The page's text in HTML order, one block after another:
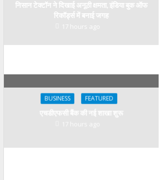
निसान टेक्टॉन ने दिखाई अनूठी क्षमता, इंडिया बुक ऑफ
रिकॉर्ड्स में बनाई जगह
17 hours ago
BUSINESS FEATURED
एचडीएफसी बैंक की नई शाखा शुरू